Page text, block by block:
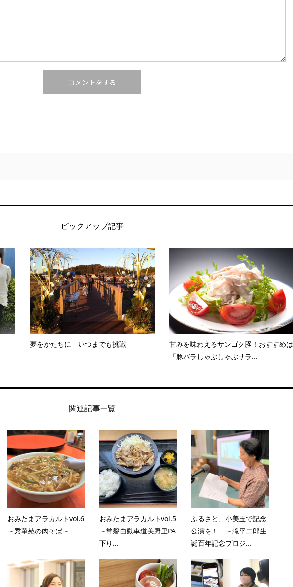
ピックアップ記事
夢をかたちに いつまでも挑戦
甘みを味わえるサンゴク豚！おすすめは
「豚バラしゃぶしゃぶサラ...
関連記事一覧
おみたまアラカルトvol.6
～秀華苑の肉そば～
おみたまアラカルトvol.5
～常磐自動車道美野里PA
下り...
ふるさと、小美玉で記念
公演を！ ～滝平二郎生
誕百年記念プロジ...